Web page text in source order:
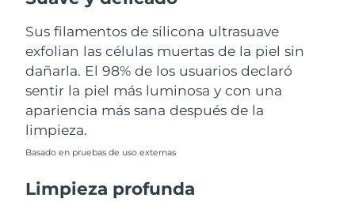
Sus filamentos de silicona ultrasuave
exfolian las células muertas de la piel sin
dañarla. El 98% de los usuarios declaró
sentir la piel más luminosa y con una
apariencia más sana después de la
limpieza.
Basado en pruebas de uso externas
Limpieza profunda
Filipinas Entrega prevista
Polonia Entrega prevista
Portugal Entrega prevista
Catar